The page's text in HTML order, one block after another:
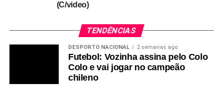
(C/video)
TENDÊNCIAS
DESPORTO NACIONAL 2 semanas ago
Futebol: Vozinha assina pelo Colo
Colo e vai jogar no campeão
chileno